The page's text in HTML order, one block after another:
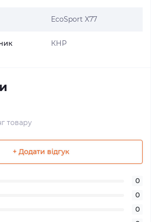
EcoSport X77
КНР
товару
+ Додати відгук
0
0
0